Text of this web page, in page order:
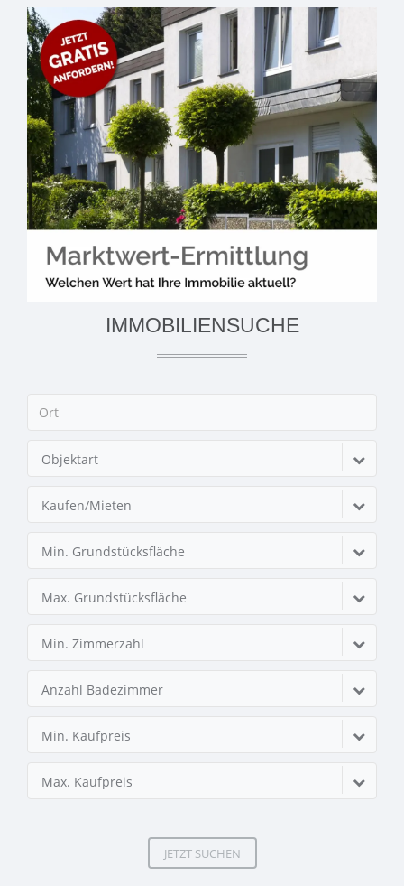
IMMOBILIENSUCHE
Objektart
Kaufen/Mieten
Min. Grundstücksfläche
Max. Grundstücksfläche
Min. Zimmerzahl
Anzahl Badezimmer
Min. Kaufpreis
Max. Kaufpreis
JETZT SUCHEN